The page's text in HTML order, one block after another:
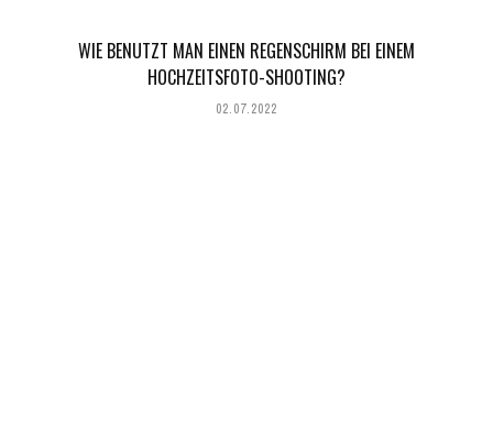
WIE BENUTZT MAN EINEN REGENSCHIRM BEI EINEM
HOCHZEITSFOTO-SHOOTING?
02.07.2022